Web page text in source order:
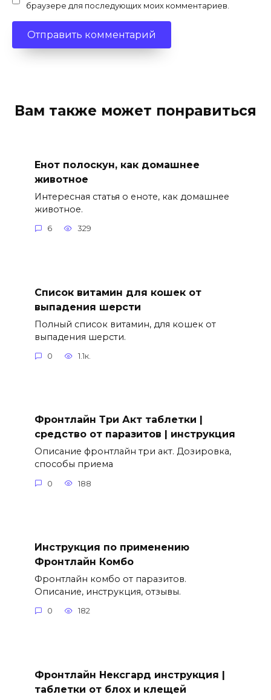
браузере для последующих моих комментариев.
Вам также может понравиться
Енот полоскун, как домашнее
животное
Интересная статья о еноте, как домашнее
животное.
6 329
Список витамин для кошек от
выпадения шерсти
Полный список витамин, для кошек от
выпадения шерсти.
0 1.1к.
Фронтлайн Три Акт таблетки |
средство от паразитов | инструкция
Описание фронтлайн три акт. Дозировка,
способы приема
0 188
Инструкция по применению
Фронтлайн Комбо
Фронтлайн комбо от паразитов.
Описание, инструкция, отзывы.
0 182
Фронтлайн Нексгард инструкция |
таблетки от блох и клещей